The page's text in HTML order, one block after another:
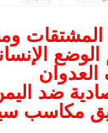
معاناة
الناس
آخر
الأوراق
في
الوضع
ضد
مكاسب